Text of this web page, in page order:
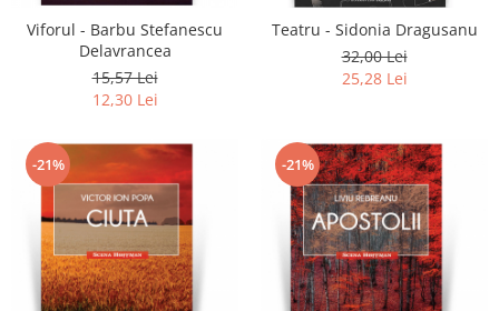
Viforul - Barbu Stefanescu
Delavrancea
15,57 Lei
12,30 Lei
Teatru - Sidonia Dragusanu
32,00 Lei
25,28 Lei
-21% -21%